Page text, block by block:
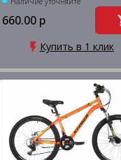
660.00 р
Купить в 1 клик